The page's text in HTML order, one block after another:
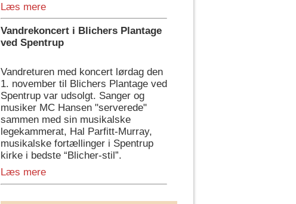
Læs mere
Vandrekoncert i Blichers Plantage
ved Spentrup
Vandreturen med koncert lørdag den
1. november til Blichers Plantage ved
Spentrup var udsolgt. Sanger og
musiker MC Hansen "serverede"
sammen med sin musikalske
legekammerat, Hal Parfitt-Murray,
musikalske fortællinger i Spentrup
kirke i bedste “Blicher-stil”.
Læs mere